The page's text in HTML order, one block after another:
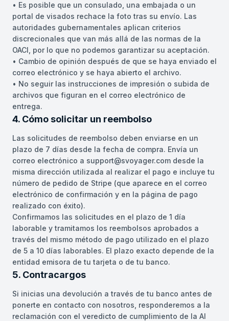
• Es posible que un consulado, una embajada o un
portal de visados rechace la foto tras su envío. Las
autoridades gubernamentales aplican criterios
discrecionales que van más allá de las normas de la
OACI, por lo que no podemos garantizar su aceptación.
• Cambio de opinión después de que se haya enviado el
correo electrónico y se haya abierto el archivo.
• No seguir las instrucciones de impresión o subida de
archivos que figuran en el correo electrónico de
entrega.
4. Cómo solicitar un reembolso
Las solicitudes de reembolso deben enviarse en un
plazo de 7 días desde la fecha de compra. Envía un
correo electrónico a support@svoyager.com desde la
misma dirección utilizada al realizar el pago e incluye tu
número de pedido de Stripe (que aparece en el correo
electrónico de confirmación y en la página de pago
realizado con éxito).
Confirmamos las solicitudes en el plazo de 1 día
laborable y tramitamos los reembolsos aprobados a
través del mismo método de pago utilizado en el plazo
de 5 a 10 días laborables. El plazo exacto depende de la
entidad emisora de tu tarjeta o de tu banco.
5. Contracargos
Si inicias una devolución a través de tu banco antes de
ponerte en contacto con nosotros, responderemos a la
reclamación con el veredicto de cumplimiento de la AI